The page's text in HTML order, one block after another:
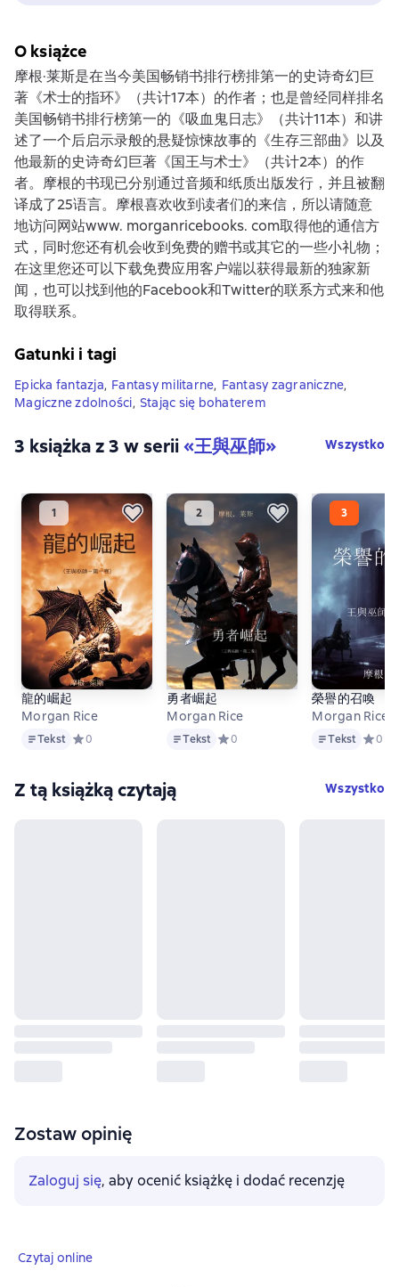
O książce
摩根·莱斯是在当今美国畅销书排行榜排第一的史诗奇幻巨
著《术士的指环》（共计17本）的作者；也是曾经同样排名
美国畅销书排行榜第一的《吸血鬼日志》（共计11本）和讲
述了一个后启示录般的悬疑惊悚故事的《生存三部曲》以及
他最新的史诗奇幻巨著《国王与术士》（共计2本）的作
者。摩根的书现已分别通过音频和纸质出版发行，并且被翻
译成了25语言。摩根喜欢收到读者们的来信，所以请随意
地访问网站www. morganricebooks. com取得他的通信方
式，同时您还有机会收到免费的赠书或其它的一些小礼物；
在这里您还可以下载免费应用客户端以获得最新的独家新
闻，也可以找到他的Facebook和Twitter的联系方式来和他
取得联系。
Gatunki i tagi
Epicka fantazja, Fantasy militarne, Fantasy zagraniczne,
Magiczne zdolności, Stając się bohaterem
3 książka z 3 w serii«王與巫師» Wszystko
龍的崛起
Morgan Rice
TekstTekst Средний рейтинг 0 на основе 0 оценок
0
勇者崛起
Morgan Rice
TekstTekst Средний рейтинг 0 на основе 0
0
榮譽的召喚
Morgan Rice
TekstTekst 0
Z tą książką czytają Wszystko
Zostaw opinię
Zaloguj się, aby ocenić książkę i dodać recenzję
Czytaj online